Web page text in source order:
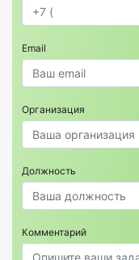
Email
Организация
Должность
Комментарий